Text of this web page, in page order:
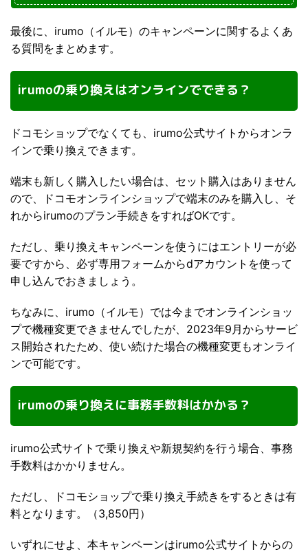
最後に、irumo（イルモ）のキャンペーンに関するよくあ
る質問をまとめます。
irumoの乗り換えはオンラインでできる？
ドコモショップでなくても、irumo公式サイトからオンラ
インで乗り換えできます。
端末も新しく購入したい場合は、セット購入はありません
ので、ドコモオンラインショップで端末のみを購入し、そ
れからirumoのプラン手続きをすればOKです。
ただし、乗り換えキャンペーンを使うにはエントリーが必
要ですから、必ず専用フォームからdアカウントを使って
申し込んでおきましょう。
ちなみに、irumo（イルモ）では今までオンラインショッ
プで機種変更できませんでしたが、2023年9月からサービ
ス開始されたため、使い続けた場合の機種変更もオンライ
ンで可能です。
irumoの乗り換えに事務手数料はかかる？
irumo公式サイトで乗り換えや新規契約を行う場合、事務
手数料はかかりません。
ただし、ドコモショップで乗り換え手続きをするときは有
料となります。（3,850円）
いずれにせよ、本キャンペーンはirumo公式サイトからの